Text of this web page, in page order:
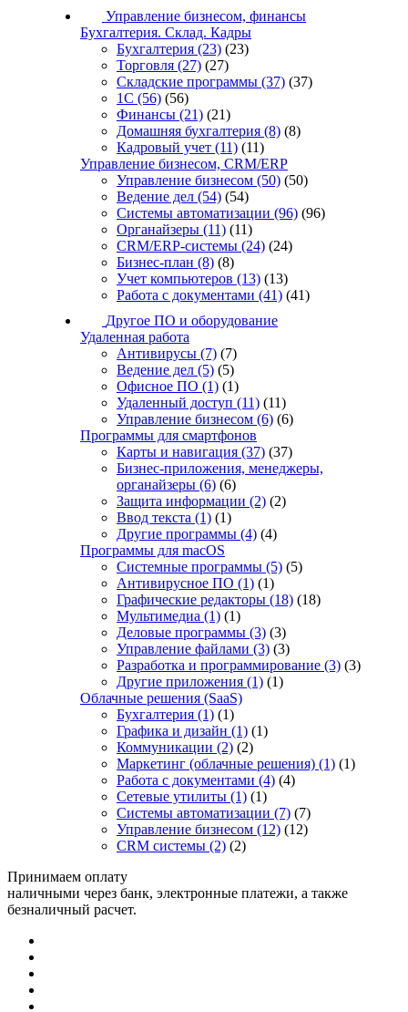
Управление бизнесом, финансы
Бухгалтерия. Склад. Кадры
Бухгалтерия (23) (23)
Торговля (27) (27)
Складские программы (37) (37)
1С (56) (56)
Финансы (21) (21)
Домашняя бухгалтерия (8) (8)
Кадровый учет (11) (11)
Управление бизнесом, CRM/ERP
Управление бизнесом (50) (50)
Ведение дел (54) (54)
Системы автоматизации (96) (96)
Органайзеры (11) (11)
CRM/ERP-системы (24) (24)
Бизнес-план (8) (8)
Учет компьютеров (13) (13)
Работа с документами (41) (41)
Другое ПО и оборудование
Удаленная работа
Антивирусы (7) (7)
Ведение дел (5) (5)
Офисное ПО (1) (1)
Удаленный доступ (11) (11)
Управление бизнесом (6) (6)
Программы для смартфонов
Карты и навигация (37) (37)
Бизнес-приложения, менеджеры,
органайзеры (6) (6)
Защита информации (2) (2)
Ввод текста (1) (1)
Другие программы (4) (4)
Программы для macOS
Системные программы (5) (5)
Антивирусное ПО (1) (1)
Графические редакторы (18) (18)
Мультимедиа (1) (1)
Деловые программы (3) (3)
Управление файлами (3) (3)
Разработка и программирование (3) (3)
Другие приложения (1) (1)
Облачные решения (SaaS)
Бухгалтерия (1) (1)
Графика и дизайн (1) (1)
Коммуникации (2) (2)
Маркетинг (облачные решения) (1) (1)
Работа с документами (4) (4)
Сетевые утилиты (1) (1)
Системы автоматизации (7) (7)
Управление бизнесом (12) (12)
CRM системы (2) (2)
Принимаем оплату
наличными через банк, электронные платежи, а также
безналичный расчет.